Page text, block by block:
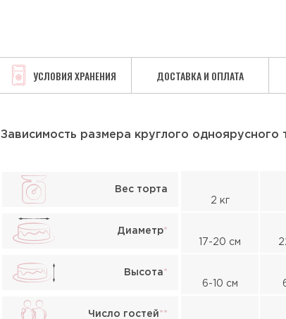
УСЛОВИЯ ХРАНЕНИЯ ДОСТАВКА И ОПЛАТА
Зависимость размера круглого одноярусного
Вес торта
2 кг
Диаметр*
17-20 см
Высота*
6-10 см
Число гостей**